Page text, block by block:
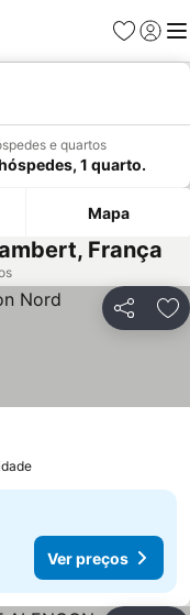
Favoritos
Iniciar
e quartos
1 quarto.
Mapa
França
Partilhar
preços
Ver preços